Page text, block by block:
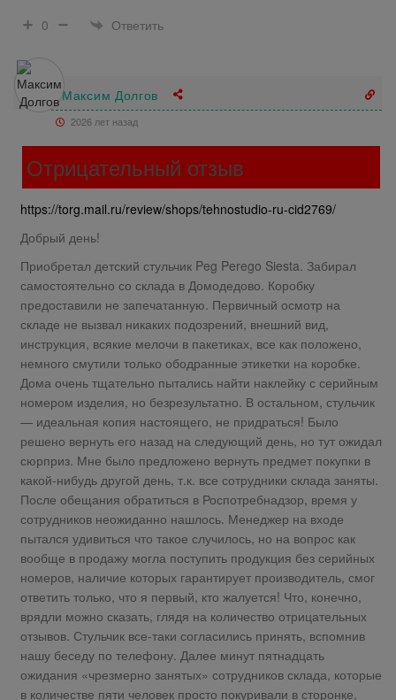
0
Ответить
Максим Долгов
2026 лет назад
Отрицательный отзыв
https://torg.mail.ru/review/shops/tehnostudio-ru-cid2769/
Добрый день!
Приобретал детский стульчик Peg Perego Siesta. Забирал
самостоятельно со склада в Домодедово. Коробку
предоставили не запечатанную. Первичный осмотр на
складе не вызвал никаких подозрений, внешний вид,
инструкция, всякие мелочи в пакетиках, все как положено,
немного смутили только ободранные этикетки на коробке.
Дома очень тщательно пытались найти наклейку с серийным
номером изделия, но безрезультатно. В остальном, стульчик
— идеальная копия настоящего, не придраться! Было
решено вернуть его назад на следующий день, но тут ожидал
сюрприз. Мне было предложено вернуть предмет покупки в
какой-нибудь другой день, т.к. все сотрудники склада заняты.
После обещания обратиться в Роспотребнадзор, время у
сотрудников неожиданно нашлось. Менеджер на входе
пытался удивиться что такое случилось, но на вопрос как
вообще в продажу могла поступить продукция без серийных
номеров, наличие которых гарантирует производитель, смог
ответить только, что я первый, кто жалуется! Что, конечно,
врядли можно сказать, глядя на количество отрицательных
отзывов. Стульчик все-таки согласились принять, вспомнив
нашу беседу по телефону. Далее минут пятнадцать
ожидания «чрезмерно занятых» сотрудников склада, которые
в количестве пяти человек просто покуривали в сторонке,